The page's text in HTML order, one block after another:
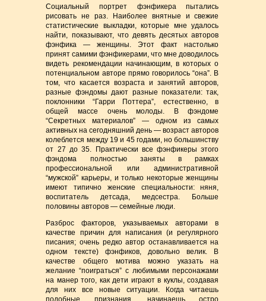
Социальный портрет фэнфикера пытались
рисовать не раз. Наиболее внятные и свежие
статистические выкладки, которые мне удалось
найти, показывают, что девять десятых авторов
фэнфика — женщины. Этот факт настолько
принят самими фэнфикерами, что мне доводилось
видеть рекомендации начинающим, в которых о
потенциальном авторе прямо говорилось “она”. В
том, что касается возраста и занятий авторов,
разные фэндомы дают разные показатели: так,
поклонники “Гарри Поттера”, естественно, в
общей массе очень молоды. В фэндоме
“Секретных материалов” — одном из самых
активных на сегодняшний день — возраст авторов
колеблется между 19 и 45 годами, но большинству
от 27 до 35. Практически все фэнфикеры этого
фэндома полностью заняты в рамках
профессиональной или административной
“мужской” карьеры, и только некоторые женщины
имеют типично женские специальности: няня,
воспитатель детсада, медсестра. Больше
половины авторов — семейные люди.
Разброс факторов, указываемых авторами в
качестве причин для написания (и регулярного
писания; очень редко автор останавливается на
одном тексте) фэнфиков, довольно велик. В
качестве общего мотива можно указать на
желание “поиграться” с любимыми персонажами
на манер того, как дети играют в куклы, создавая
для них все новые ситуации. Когда читаешь
подобные признания, начинаешь остро